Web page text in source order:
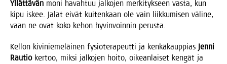
Yllät­tä­vän moni havah­tuu jal­ko­jen mer­ki­tyk­seen vas­ta, kun
kipu iskee. Jalat eivät kui­ten­kaan ole vain liik­ku­mi­sen väli­ne,
vaan ne ovat koko kehon hyvin­voin­nin perusta.
Kel­lon kivi­nie­me­läi­nen fysio­te­ra­peut­ti ja ken­kä­kaup­pias Jen­ni
Rau­tioker­too, mik­si jal­ko­jen hoi­to, oikean­lai­set ken­gät ja